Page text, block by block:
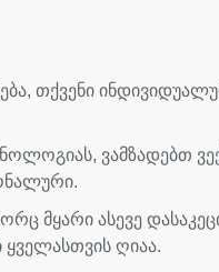
თქვენი
ვამზადებთ
მყარი ასევე
ღიაა.